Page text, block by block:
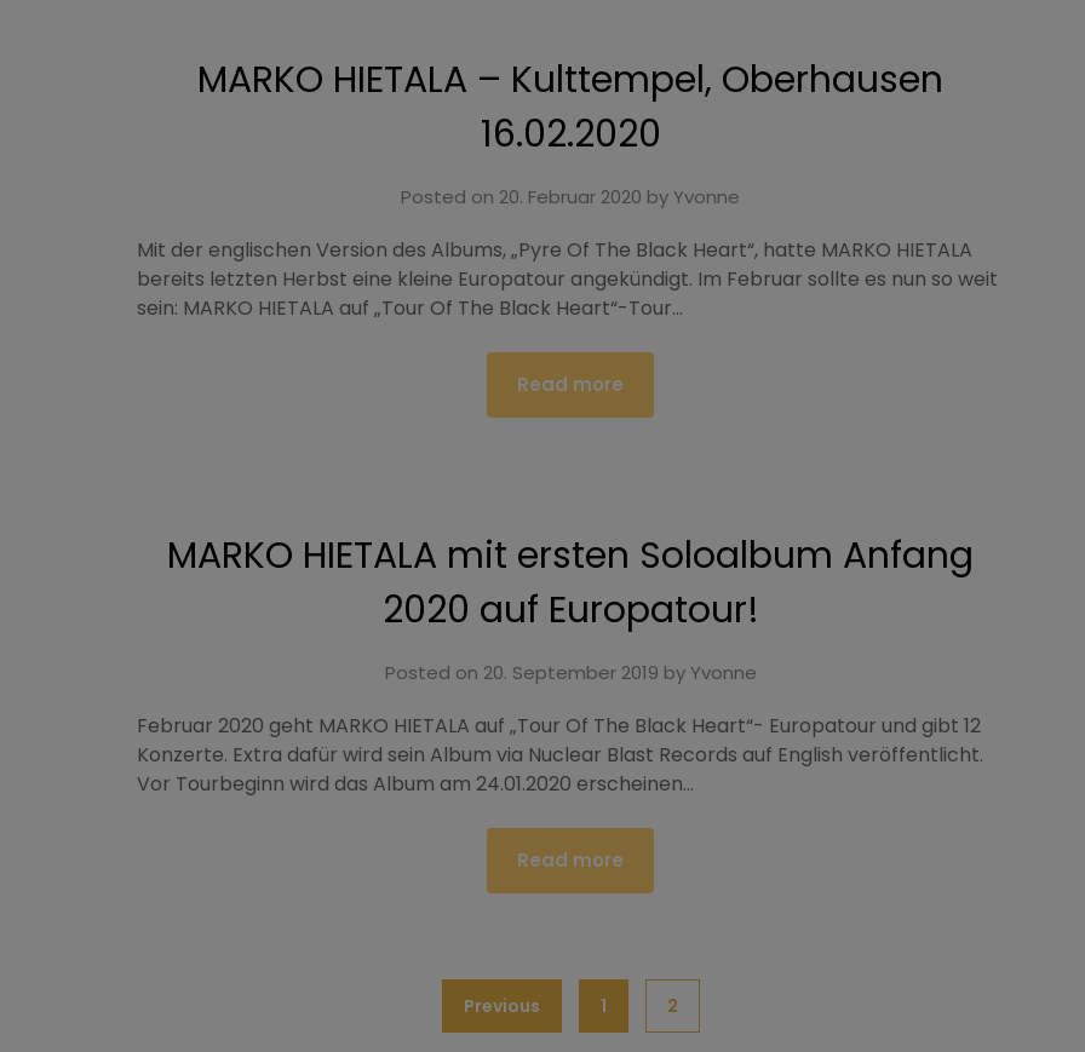
MARKO HIETALA – Kulttempel, Oberhausen
16.02.2020
Posted on 20. Februar 2020 byYvonne
Mit der englischen Version des Albums, „Pyre Of The Black Heart“, hatte MARKO HIETALA
bereits letzten Herbst eine kleine Europatour angekündigt. Im Februar sollte es nun so weit
sein: MARKO HIETALA auf „Tour Of The Black Heart“-Tour…
Read more
MARKO HIETALA mit ersten Soloalbum Anfang
2020 auf Europatour!
Posted on 20. September 2019 byYvonne
Februar 2020 geht MARKO HIETALA auf „Tour Of The Black Heart“- Europatour und gibt 12
Konzerte. Extra dafür wird sein Album via Nuclear Blast Records auf English veröffentlicht.
Vor Tourbeginn wird das Album am 24.01.2020 erscheinen…
Read more
Previous 1 2